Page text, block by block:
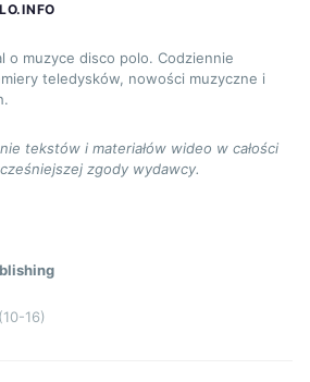
o muzyce disco polo. Codziennie
teledysków, nowości muzyczne i
tekstów i materiałów wideo w całości
zgody wydawcy.
(10-16)